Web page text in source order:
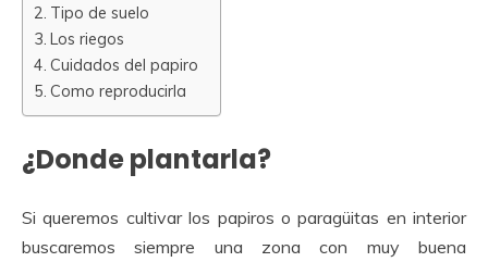
Tipo de suelo
Los riegos
Cuidados del papiro
Como reproducirla
¿Donde plantarla?
Si queremos cultivar los papiros o paragüitas en interior
buscaremos siempre una zona con muy buena